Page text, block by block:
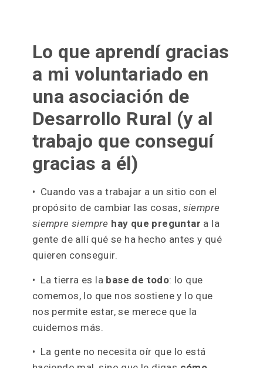
¿Resultado?
Te lo cuento en el vídeo ;)
Si necesitas un poco de ayuda para decidir
qué voluntariado hacer, he escrito esta
Mega-Guía de los 7 tipos de
Voluntariados y dónde encontrarlos
Lo que aprendí gracias
a mi voluntariado en
una asociación de
Desarrollo Rural (y al
trabajo que conseguí
gracias a él)